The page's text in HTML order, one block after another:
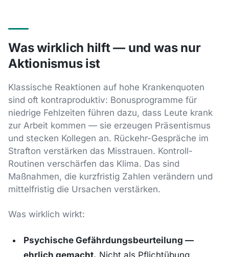
Was wirklich hilft — und was nur
Aktionismus ist
Klassische Reaktionen auf hohe Krankenquoten
sind oft kontraproduktiv: Bonusprogramme für
niedrige Fehlzeiten führen dazu, dass Leute krank
zur Arbeit kommen — sie erzeugen Präsentismus
und stecken Kollegen an. Rückehr-Gespräche im
Strafton verstärken das Misstrauen. Kontroll-
Routinen verschärfen das Klima. Das sind
Maßnahmen, die kurzfristig Zahlen verändern und
mittelfristig die Ursachen verstärken.
Was wirklich wirkt:
Psychische Gefährdungsbeurteilung —
ehrlich gemacht. Nicht als Pflichtübung,